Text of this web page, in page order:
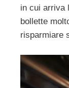
in cui arriva
bollette
risparmiare